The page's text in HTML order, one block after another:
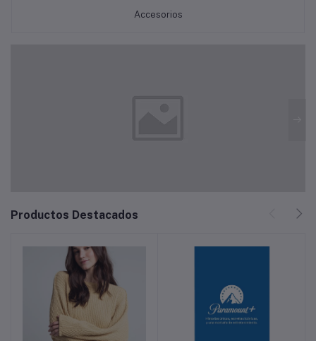
Accesorios
Productos Destacados